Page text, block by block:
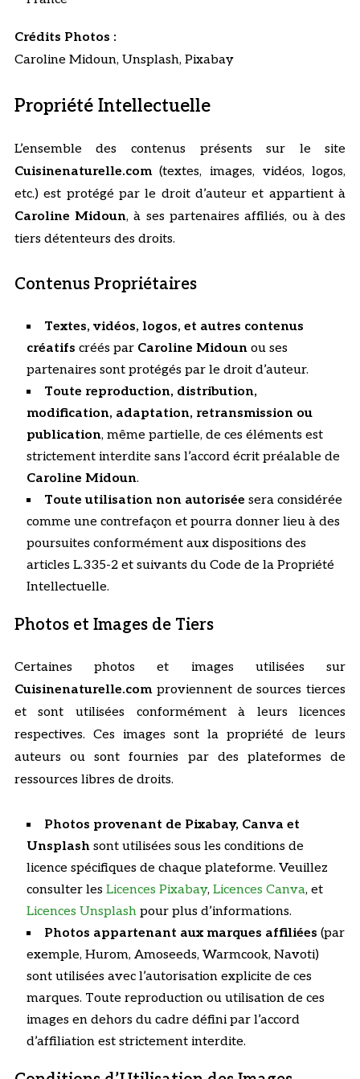
Crédits Photos :
Caroline Midoun, Unsplash, Pixabay
Propriété Intellectuelle
L’ensemble des contenus présents sur le site
Cuisinenaturelle.com(textes, images, vidéos, logos,
etc.) est protégé par le droit d’auteur et appartient à
Caroline Midoun, à ses partenaires affiliés, ou à des
tiers détenteurs des droits.
Contenus Propriétaires
Textes, vidéos, logos, et autres contenus
créatifs créés par Caroline Midounou ses
partenaires sont protégés par le droit d’auteur.
Toute reproduction, distribution,
modification, adaptation, retransmission ou
publication, même partielle, de ces éléments est
strictement interdite sans l’accord écrit préalable de
Caroline Midoun.
Toute utilisation non autorisée sera considérée
comme une contrefaçon et pourra donner lieu à des
poursuites conformément aux dispositions des
articles L.335-2 et suivants du Code de la Propriété
Intellectuelle.
Photos et Images de Tiers
Certaines photos et images utilisées sur
Cuisinenaturelle.comproviennent de sources tierces
et sont utilisées conformément à leurs licences
respectives. Ces images sont la propriété de leurs
auteurs ou sont fournies par des plateformes de
ressources libres de droits.
Photos provenant de Pixabay, Canva et
Unsplashsont utilisées sous les conditions de
licence spécifiques de chaque plateforme. Veuillez
consulter les Licences Pixabay, Licences Canva, et
Licences Unsplashpour plus d’informations.
Photos appartenant aux marques affiliées (par
exemple, Hurom, Amoseeds, Warmcook, Navoti)
sont utilisées avec l’autorisation explicite de ces
marques. Toute reproduction ou utilisation de ces
images en dehors du cadre défini par l’accord
d’affiliation est strictement interdite.